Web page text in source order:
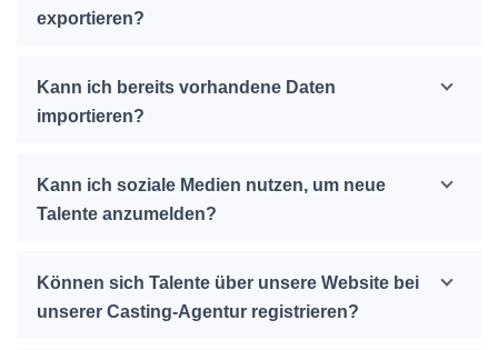
exportieren?
Kann ich bereits vorhandene Daten
importieren?
Kann ich soziale Medien nutzen, um neue
Talente anzumelden?
Können sich Talente über unsere Website bei
unserer Casting-Agentur registrieren?